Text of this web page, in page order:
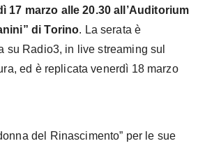
17 marzo alle 20.30 all’Auditorium
di Torino. La serata è
su Radio3, in live streaming sul
ed è replicata venerdì 18 marzo
del Rinascimento” per le sue